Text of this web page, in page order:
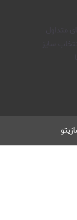
متداول
سایز